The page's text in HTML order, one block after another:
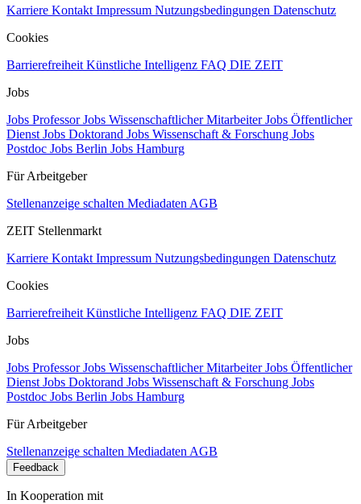
Karriere Kontakt Impressum Nutzungsbedingungen Datenschutz
Cookies
Barrierefreiheit Künstliche Intelligenz FAQ DIE ZEIT
Jobs
Jobs ProfessorJobs Wissenschaftlicher MitarbeiterJobs Öffentlicher
Dienst Jobs Doktorand Jobs Wissenschaft & Forschung Jobs
Postdoc Jobs Berlin Jobs Hamburg
Für Arbeitgeber
Stellenanzeige schalten Mediadaten AGB
ZEIT Stellenmarkt
Karriere Kontakt Impressum Nutzungsbedingungen Datenschutz
Cookies
Barrierefreiheit Künstliche Intelligenz FAQ DIE ZEIT
Jobs
Jobs ProfessorJobs Wissenschaftlicher MitarbeiterJobs Öffentlicher
Dienst Jobs Doktorand Jobs Wissenschaft & Forschung Jobs
Postdoc Jobs Berlin Jobs Hamburg
Für Arbeitgeber
Stellenanzeige schalten Mediadaten AGB
Feedback
In Kooperation mit